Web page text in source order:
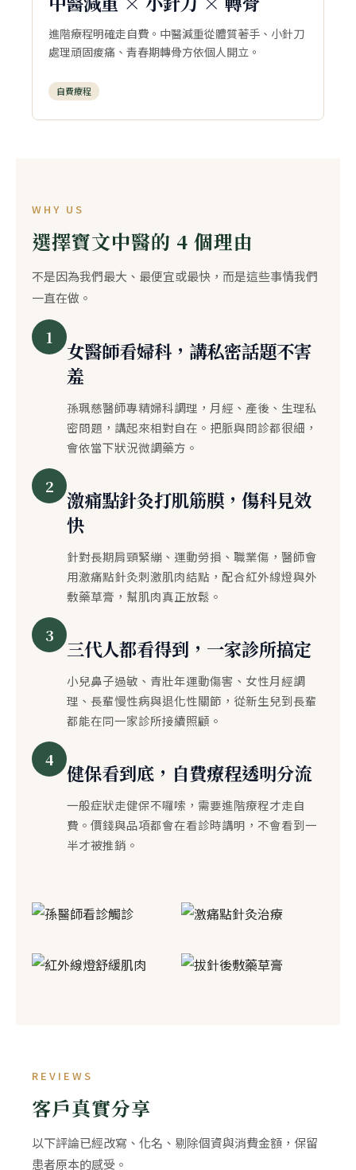
進階療程明確走自費。中醫減重從體質著手、小針刀
處理頑固痠痛、青春期轉骨方依個人開立。
自費療程
WHY US
選擇寶文中醫的 4 個理由
不是因為我們最大、最便宜或最快，而是這些事情我們
一直在做。
1
女醫師看婦科，講私密話題不害
羞
孫珮慈醫師專精婦科調理，月經、產後、生理私
密問題，講起來相對自在。把脈與問診都很細，
會依當下狀況微調藥方。
2
激痛點針灸打肌筋膜，傷科見效
快
針對長期肩頸緊繃、運動勞損、職業傷，醫師會
用激痛點針灸刺激肌肉結點，配合紅外線燈與外
敷藥草膏，幫肌肉真正放鬆。
3
三代人都看得到，一家診所搞定
小兒鼻子過敏、青壯年運動傷害、女性月經調
理、長輩慢性病與退化性關節，從新生兒到長輩
都能在同一家診所接續照顧。
4
健保看到底，自費療程透明分流
一般症狀走健保不囉嗦，需要進階療程才走自
費。價錢與品項都會在看診時講明，不會看到一
半才被推銷。
REVIEWS
客戶真實分享
以下評論已經改寫、化名、剔除個資與消費金額，保留
患者原本的感受。